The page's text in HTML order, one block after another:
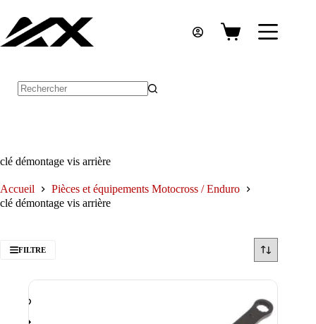
contenu
Panier
clé démontage vis arrière
Accueil
Pièces et équipements Motocross / Enduro
clé démontage vis arrière
FILTRE